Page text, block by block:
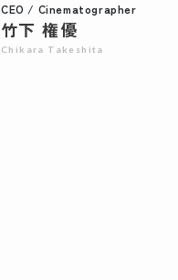
CEO / Cinematographer
竹下 権優
Chikara Takeshita